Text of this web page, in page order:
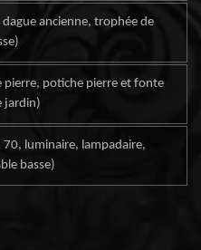
ancienne, trophée de
potiche pierre et fonte
jardin)
luminaire, lampadaire,
basse)